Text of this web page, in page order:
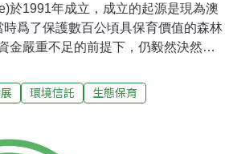
於1991年成立，成立的起源是現為澳
爲了保護數百公頃具保育價值的森林
金嚴重不足的前提下，仍毅然決然的
，成立了荒野遺產協會，並開始向
會的總部在墨爾本，旗下有70名工
護水資源與野生動植物。另一方面也
環境信託 生態保育